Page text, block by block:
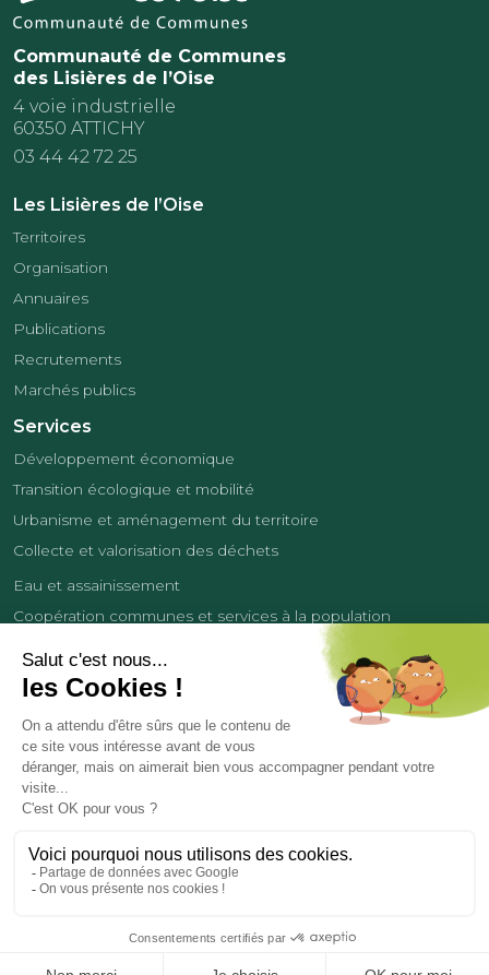
Communauté de Communes
des Lisières de l’Oise
4 voie industrielle
60350 ATTICHY
03 44 42 72 25
Les Lisières de l’Oise
Territoires
Organisation
Annuaires
Publications
Recrutements
Marchés publics
Services
Développement économique
Transition écologique et mobilité
Urbanisme et aménagement du territoire
Collecte et valorisation des déchets
Eau et assainissement
Coopération communes et services à la population
Développement économique
Contact Tourisme
Politique de confidentialité
Mentions légales
© COMMUNAUTÉ DE COMMUNES DES LISIÈRES DE L’OISE
Réalisation et hébergement par